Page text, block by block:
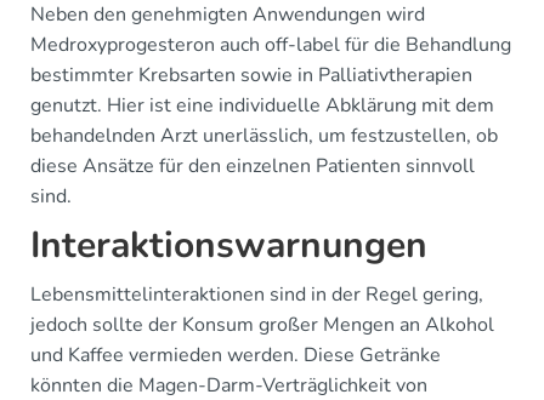
Neben den genehmigten Anwendungen wird
Medroxyprogesteron auch off-label für die Behandlung
bestimmter Krebsarten sowie in Palliativtherapien
genutzt. Hier ist eine individuelle Abklärung mit dem
behandelnden Arzt unerlässlich, um festzustellen, ob
diese Ansätze für den einzelnen Patienten sinnvoll
sind.
Interaktionswarnungen
Lebensmittelinteraktionen sind in der Regel gering,
jedoch sollte der Konsum großer Mengen an Alkohol
und Kaffee vermieden werden. Diese Getränke
könnten die Magen-Darm-Verträglichkeit von